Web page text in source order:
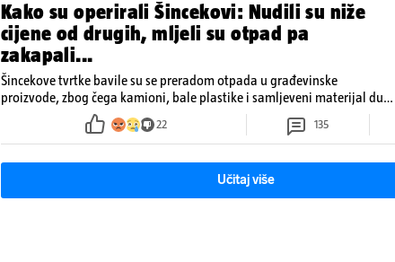
Kako su operirali Šincekovi: Nudili su niže
cijene od drugih, mljeli su otpad pa
zakapali...
Šincekove tvrtke bavile su se preradom otpada u građevinske
proizvode, zbog čega kamioni, bale plastike i samljeveni materijal dugo
nisu izazivali sumnju
22 135
Učitaj više